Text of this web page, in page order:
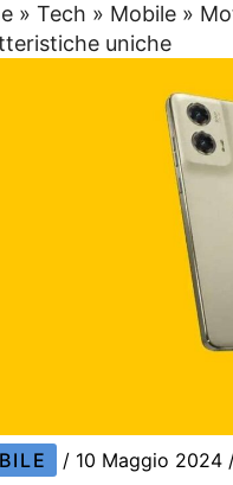
»Tech » Mobile »
uniche
/ 10 Maggio 2024